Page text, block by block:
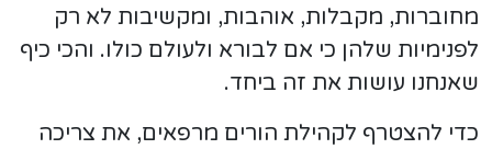
מחוברות, מקבלות, אוהבות, ומקשיבות לא רק
לפנימיות שלהן כי אם לבורא ולעולם כולו. והכי כיף
שאנחנו עושות את זה ביחד.
כדי להצטרף לקהילת הורים מרפאים, את צריכה